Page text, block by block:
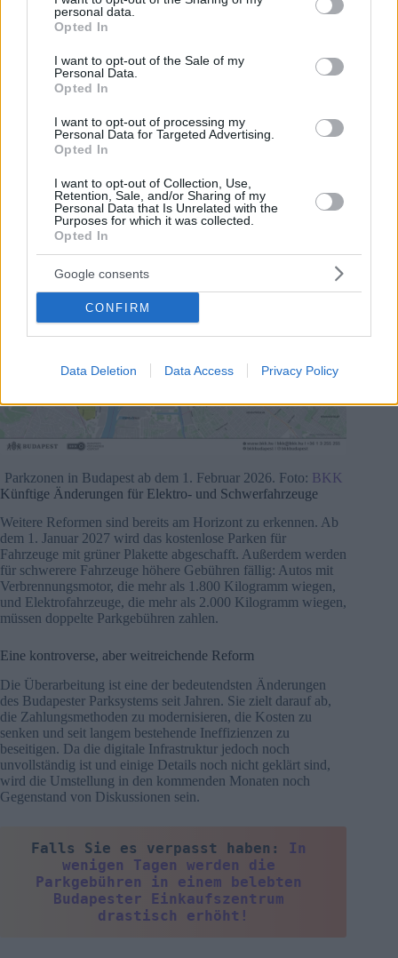
grant or deny consent to Google and its third-party tags to
use your data for below specified purposes in below Google
consent section.
personal data.
Opted In
I want to opt-out of the Sale of my
Personal Data.
Opted In
I want to opt-out of processing my
Personal Data for Targeted Advertising.
Opted In
I want to opt-out of Collection, Use,
Retention, Sale, and/or Sharing of my
Personal Data that Is Unrelated with the
Purposes for which it was collected.
Opted In
Google consents
CONFIRM
Data Deletion Data Access Privacy Policy
Parkzonen in Budapest ab dem 1. Februar 2026. Foto: BKK
Künftige Änderungen für Elektro- und Schwerfahrzeuge
Weitere Reformen sind bereits am Horizont zu erkennen. Ab
dem 1. Januar 2027 wird das kostenlose Parken für
Fahrzeuge mit grüner Plakette abgeschafft. Außerdem werden
für schwerere Fahrzeuge höhere Gebühren fällig: Autos mit
Verbrennungsmotor, die mehr als 1.800 Kilogramm wiegen,
und Elektrofahrzeuge, die mehr als 2.000 Kilogramm wiegen,
müssen doppelte Parkgebühren zahlen.
Eine kontroverse, aber weitreichende Reform
Die Überarbeitung ist eine der bedeutendsten Änderungen
des Budapester Parksystems seit Jahren. Sie zielt darauf ab,
die Zahlungsmethoden zu modernisieren, die Kosten zu
senken und seit langem bestehende Ineffizienzen zu
beseitigen. Da die digitale Infrastruktur jedoch noch
unvollständig ist und einige Details noch nicht geklärt sind,
wird die Umstellung in den kommenden Monaten noch
Gegenstand von Diskussionen sein.
Falls Sie es verpasst haben: In
wenigen Tagen werden die
Parkgebühren in einem belebten
Budapester Einkaufszentrum
drastisch erhöht!